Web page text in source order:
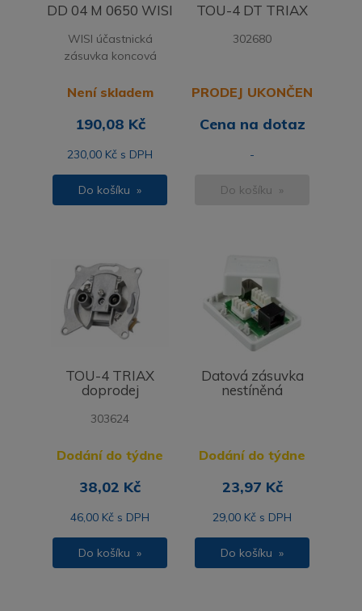
DD 04 M 0650 WISI
WISI účastnická
zásuvka koncová
Není skladem
190,08 Kč
230,00 Kč s DPH
Do košíku »
TOU-4 DT TRIAX
302680
PRODEJ UKONČEN
Cena na dotaz
-
Do košíku »
TOU-4 TRIAX
doprodej
303624
Dodání do týdne
38,02 Kč
46,00 Kč s DPH
Do košíku »
Datová zásuvka
nestíněná
Dodání do týdne
23,97 Kč
29,00 Kč s DPH
Do košíku »